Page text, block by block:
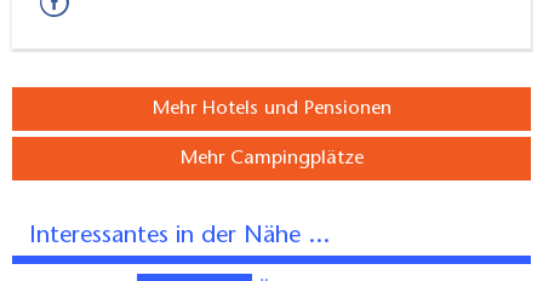
Mehr Hotels und Pensionen
Mehr Campingplätze
Interessantes in der Nähe ...